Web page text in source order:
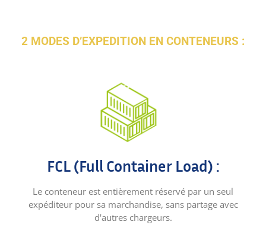
2 MODES D’EXPEDITION EN CONTENEURS :
FCL (Full Container Load) :
Le conteneur est entièrement réservé par un seul
expéditeur pour sa marchandise, sans partage avec
d'autres chargeurs.